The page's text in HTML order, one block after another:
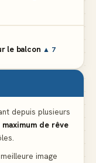
le balcon ▲ 7
▲ 5
tonde la
depuis plusieurs
de rêve
image